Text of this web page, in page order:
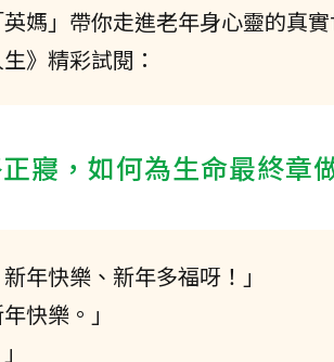
媽」帶你走進老年身心靈的真
》精彩試閱：
正寢，如何為生命最終章
年快樂、新年多福呀！」
快樂。」